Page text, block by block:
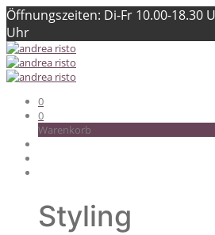
Öffnungszeiten: Di-Fr 10.00-18.30
Uhr
0
0
Warenkorb
Styling